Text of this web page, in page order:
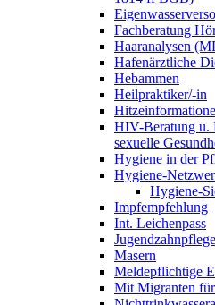
Fachberatung
Haaranalysen
Hafenärztliche
Hebammen
Heilpraktiker/-in
HIV-Beratung u.
sexuelle
Hygiene in der
Hygiene-
Hygiene-
Impfempfehlung
Int. Leichenpass
Jugendzahnpflege
Masern
Meldepflichtige
Mit Migranten